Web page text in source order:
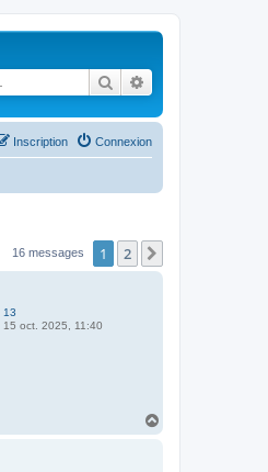
Rechercher
Connexion
Inscription
16 messages 1 2
13
15 oct. 2025, 11:40